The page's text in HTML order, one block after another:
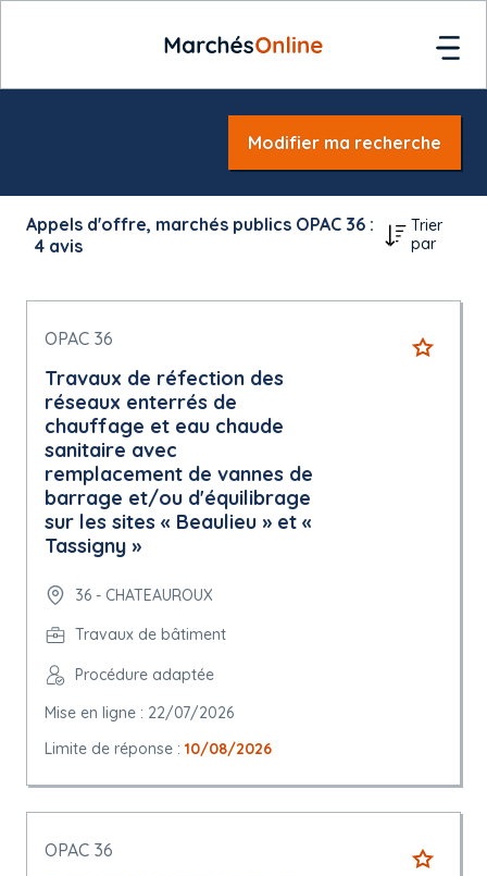
Modifier ma recherche
Appels d'offre, marchés publics OPAC 36 :
4 avis
Trier
par
OPAC 36
Travaux de réfection des
réseaux enterrés de
chauffage et eau chaude
sanitaire avec
remplacement de vannes de
barrage et/ou d'équilibrage
sur les sites « Beaulieu » et «
Tassigny »
36 - CHATEAUROUX
Travaux de bâtiment
Procédure adaptée
Mise en ligne : 22/07/2026
Limite de réponse : 10/08/2026
OPAC 36